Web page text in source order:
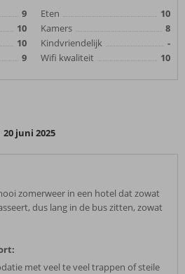
9
10
10
9
Eten
10
Kamers
8
Kindvriendelijk
-
Wifi kwaliteit
10
20 juni 2025
zomerweer in een hotel dat zowat
dus lang in de bus zitten, zowat
met veel te veel trappen of steile